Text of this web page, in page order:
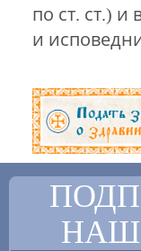
по ст. ст.)
и